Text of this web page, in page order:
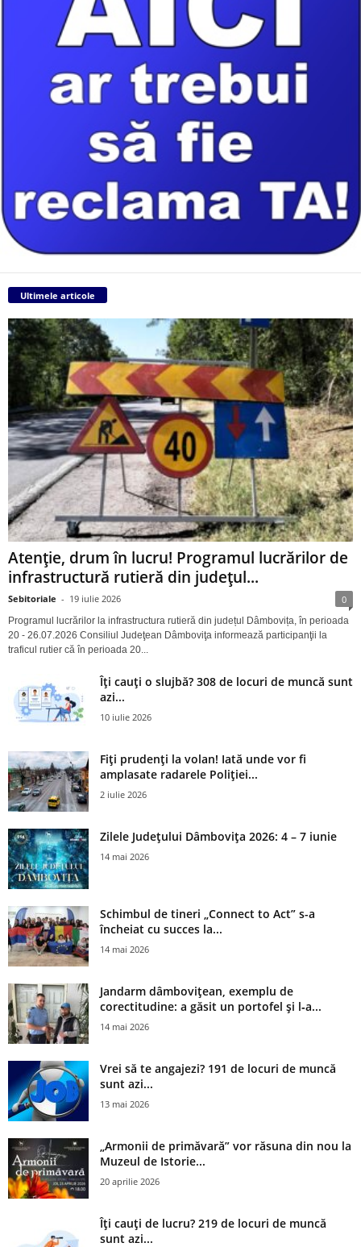
Ultimele articole
Atenție, drum în lucru! Programul lucrărilor de
infrastructură rutieră din județul...
Sebitoriale - 19 iulie 2026 0
Programul lucrărilor la infrastructura rutieră din județul Dâmbovița, în perioada
20 - 26.07.2026 Consiliul Judeţean Dâmboviţa informează participanţii la
traficul rutier că în perioada 20...
Îți cauți o slujbă? 308 de locuri de muncă sunt
azi...
10 iulie 2026
Fiți prudenți la volan! Iată unde vor fi
amplasate radarele Poliției...
2 iulie 2026
Zilele Județului Dâmbovița 2026: 4 – 7 iunie
14 mai 2026
Schimbul de tineri „Connect to Act” s-a
încheiat cu succes la...
14 mai 2026
Jandarm dâmbovițean, exemplu de
corectitudine: a găsit un portofel și l‑a...
14 mai 2026
Vrei să te angajezi? 191 de locuri de muncă
sunt azi...
13 mai 2026
„Armonii de primăvară” vor răsuna din nou la
Muzeul de Istorie...
20 aprilie 2026
Îți cauți de lucru? 219 de locuri de muncă
sunt azi...